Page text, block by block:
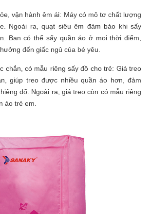
vận hành êm ái: Máy có mô tơ chất lượng
Ngoài ra, quạt siêu êm đảm bảo khi sấy
Bạn có thể sấy quần áo ở mọi thời điểm,
đến giấc ngủ của bé yêu.
chắn, có mẫu riêng sấy đồ cho trẻ: Giá treo
giúp treo được nhiều quần áo hơn, đảm
đổ. Ngoài ra, giá treo còn có mẫu riêng
áo trẻ em.